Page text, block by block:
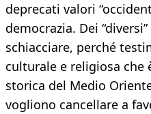
deprecati valori
democrazia. Dei
schiacciare, perché
culturale e religiosa che
storica del Medio
vogliono cancella­re a